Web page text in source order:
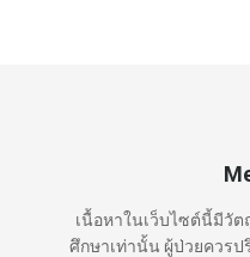
เนื้อหาในเว็บไซต์นี้มีวั
ศึกษาเท่านั้น ผู้ป่วยควร